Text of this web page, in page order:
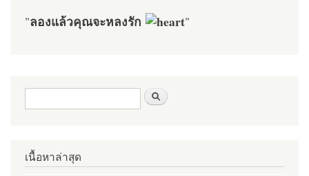
"ลองแล้วคุณจะหลงรัก "
ฟอร์มค้นหา
เนื้อหาล่าสุด